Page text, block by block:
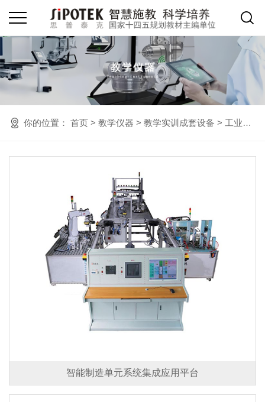
你的位置： 首页 > 教学仪器 > 教学实训成套设备 > 工业机器人实训设备
智能制造单元系统集成应用平台